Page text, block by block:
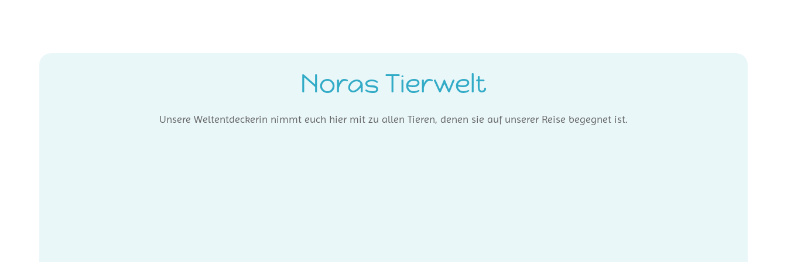
Noras Tierwelt
Unsere Weltentdeckerin nimmt euch hier mit zu allen Tieren, denen sie auf unserer Reise begegnet ist.